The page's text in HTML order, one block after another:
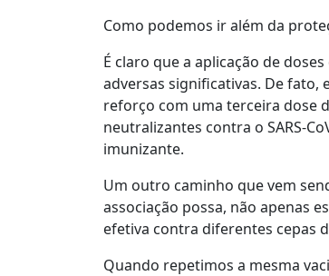
Como podemos ir além da
É claro que a aplicação de
adversas significativas. De fato,
reforço com uma terceira dose
neutralizantes contra o SARS-
imunizante.
Um outro caminho que vem
associação possa, não apenas
efetiva contra diferentes cepas
Quando repetimos a mesma